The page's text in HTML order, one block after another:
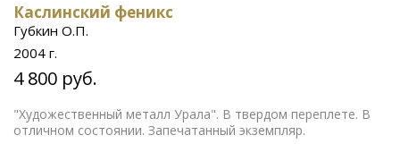
Каслинский феникс
Губкин О.П.
2004 г.
4 800 руб.
"Художественный металл Урала". В твердом переплете. В
отличном состоянии. Запечатанный экземпляр.